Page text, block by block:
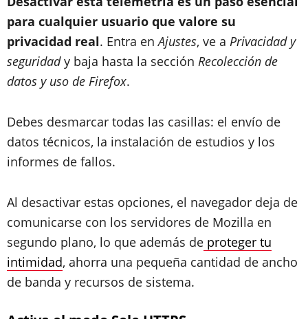
para cualquier usuario que valore su
privacidad real. Entra enAjustes, ve a Privacidad y
seguridady baja hasta la sección Recolección de
datos y uso de Firefox.
Debes desmarcar todas las casillas: el envío de
datos técnicos, la instalación de estudios y los
informes de fallos.
Al desactivar estas opciones, el navegador deja de
comunicarse con los servidores de Mozilla en
segundo plano, lo que además de proteger tu
intimidad, ahorra una pequeña cantidad de ancho
de banda y recursos de sistema.